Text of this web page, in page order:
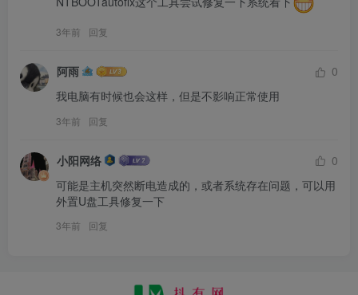
3年前 回复
阿雨
0
我电脑有时候也会这样，但是不影响正常使用
3年前 回复
小阳网络
0
可能是主机突然断电造成的，或者系统存在问题，可以用
外置U盘工具修复一下
3年前 回复